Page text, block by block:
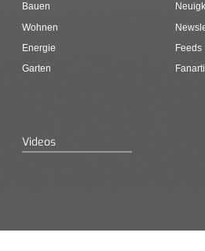
Bauen
Wohnen
Energie
Garten
Feeds
Videos